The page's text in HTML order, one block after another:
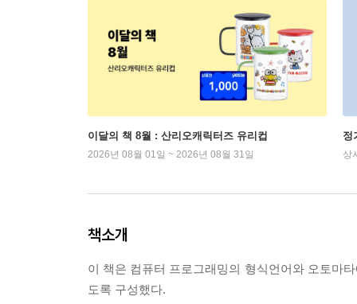
이달의 책 8월 : 산리오캐릭터즈 유리컵
2026년 08월 01일 ~ 2026년 08월 31일
정
상
책소개
이 책은 컴퓨터 프로그래밍의 형식언어와 오토마
도록 구성했다.